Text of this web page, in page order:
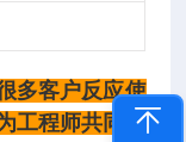
多客户反应使
工程师共同探